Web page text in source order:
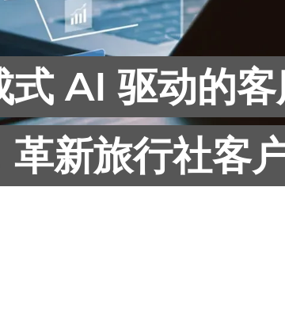
AI 驱动的客
新旅行社客